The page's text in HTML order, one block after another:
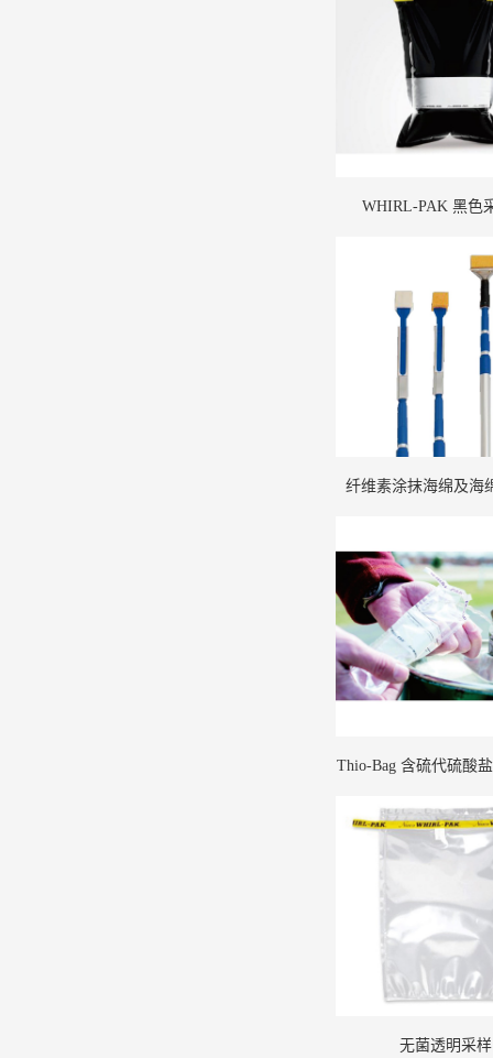
WHIRL-PAK 黑色
纤维素涂抹海绵及海
Thio-Bag 含硫代硫酸
袋
无菌透明采样